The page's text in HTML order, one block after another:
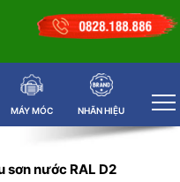
MÁY MÓC NHÃN HIỆU
sơn nước RAL D2